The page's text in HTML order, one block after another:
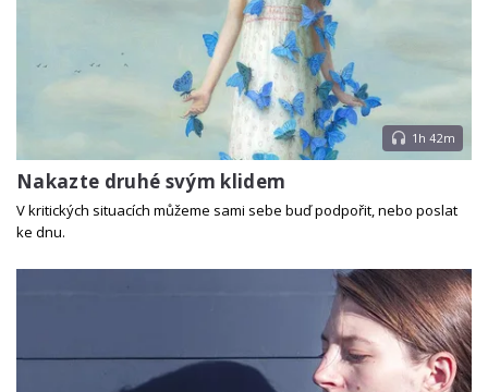
1h 42m
Nakazte druhé svým klidem
V kritických situacích můžeme sami sebe buď podpořit, nebo poslat
ke dnu.